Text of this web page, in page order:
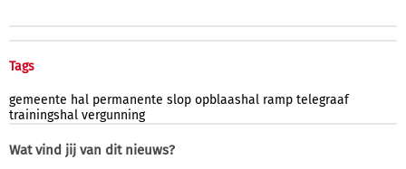
Tags
gemeente hal permanente slop opblaashal ramp telegraaf
trainingshal vergunning
Wat vind jij van dit nieuws?